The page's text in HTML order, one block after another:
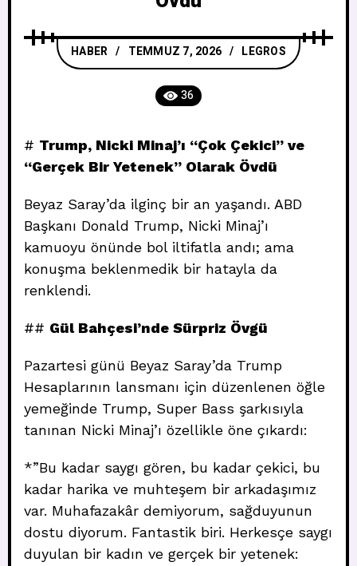
HABER TEMMUZ 7, 2026 LEGROS
36
# Trump, Nicki Minaj’ı “Çok Çekici” ve
“Gerçek Bir Yetenek” Olarak Övdü
Beyaz Saray’da ilginç bir an yaşandı. ABD
Başkanı Donald Trump, Nicki Minaj’ı
kamuoyu önünde bol iltifatla andı; ama
konuşma beklenmedik bir hatayla da
renklendi.
## Gül Bahçesi’nde Sürpriz Övgü
Pazartesi günü Beyaz Saray’da Trump
Hesaplarının lansmanı için düzenlenen öğle
yemeğinde Trump, Super Bass şarkısıyla
tanınan Nicki Minaj’ı özellikle öne çıkardı:
*”Bu kadar saygı gören, bu kadar çekici, bu
kadar harika ve muhteşem bir arkadaşımız
var. Muhafazakâr demiyorum, sağduyunun
dostu diyorum. Fantastik biri. Herkesçe saygı
duyulan bir kadın ve gerçek bir yetenek: